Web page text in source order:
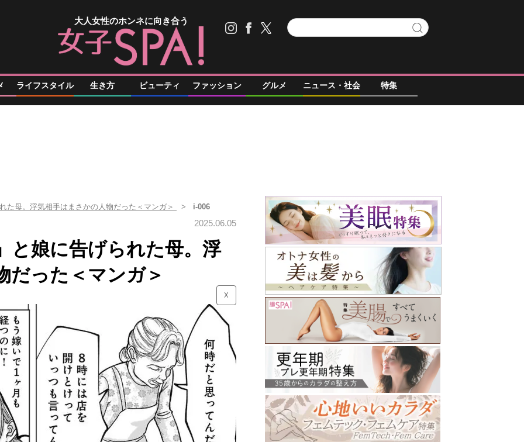
大人女性のホンネに向き合う
ライフスタイル 生き方 ビューティ ファッション グルメ ニュース・社会 特集
た母。浮気相手はまさかの人物だった＜マンガ＞ i-006
2025.06.05
と娘に告げられた母。浮
だった＜マンガ＞
☓